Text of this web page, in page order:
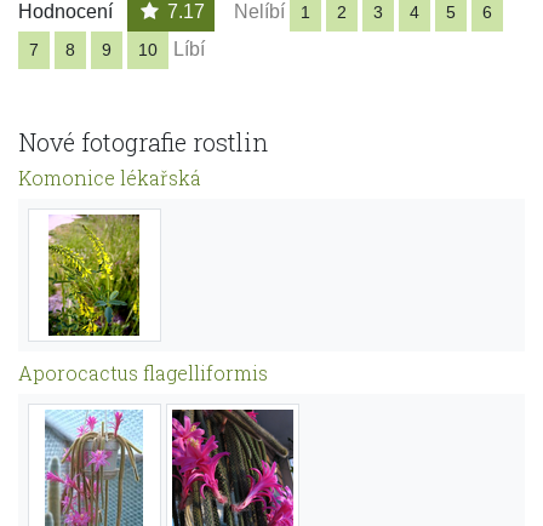
Hodnocení 7.17 Nelíbí 1 2 3 4 5
6
7
8 9 10 Líbí
Nové fotografie rostlin
Komonice lékařská
Aporocactus flagelliformis